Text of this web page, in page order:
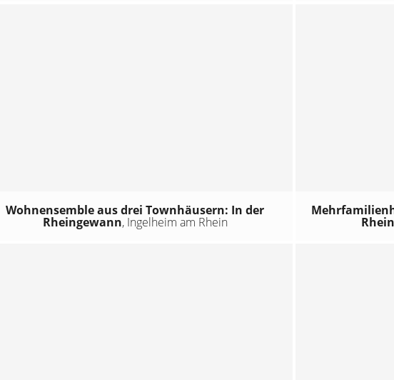
Wohnensemble aus drei Townhäusern: In der
Rheingewann, Ingelheim am Rhein